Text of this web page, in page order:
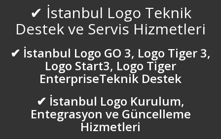
Erzincan Logo Destek
Esenler Logo Destek
Esenyurt Logo Destek
Eskişehir Logo Destek
✔ İstanbul Logo Teknik
Destek ve Servis Hizmetleri
✔ İstanbul Logo GO 3, Logo Tiger 3,
Logo Start3, Logo Tiger
EnterpriseTeknik Destek
✔ İstanbul Logo Kurulum,
Entegrasyon ve Güncelleme
Hizmetleri